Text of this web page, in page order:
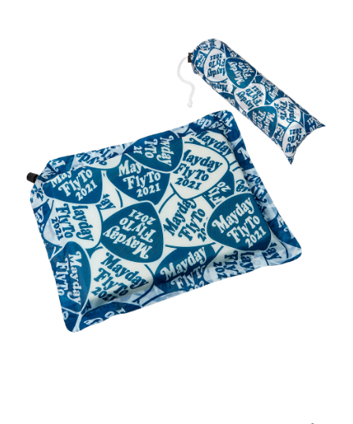
每筆NT$65，滿NT$1,000(含以上)免運費
付款後全家取貨
每筆NT$65，滿NT$1,000(含以上)免運費
7-11取貨付款
每筆NT$65，滿NT$1,000(含以上)免運費
付款後7-11取貨
每筆NT$65，滿NT$1,000(含以上)免運費